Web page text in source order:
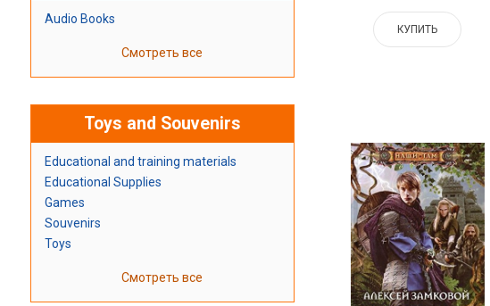
Audio Books
Смотреть все
Toys and Souvenirs
Educational and training materials
Educational Supplies
Games
Souvenirs
Toys
Смотреть все
КУПИТЬ